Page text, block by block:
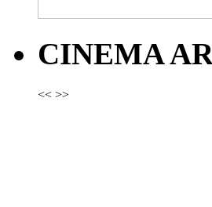
CINEMA
<< >>